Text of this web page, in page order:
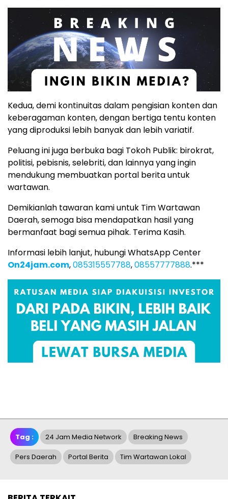
Kedua, demi kontinuitas dalam pengisian konten dan
keberagaman konten, dengan bertiga tentu konten
yang diproduksi lebih banyak dan lebih variatif.
Peluang ini juga berbuka bagi Tokoh Publik: birokrat,
politisi, pebisnis, selebriti, dan lainnya yang ingin
mendukung membuatkan portal berita untuk
wartawan.
Demikianlah tawaran kami untuk Tim Wartawan
Daerah, semoga bisa mendapatkan hasil yang
bermanfaat bagi semua pihak. Terima Kasih.
Informasi lebih lanjut, hubungi WhatsApp Center
On24jam.com,085315557788,08557777888.***
Tag : 24 Jam Media Network Breaking News
Pers Daerah Portal Berita Tim Wartawan Lokal